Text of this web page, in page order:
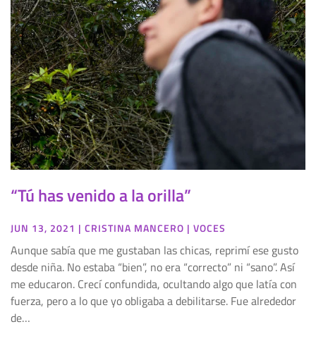
“Tú has venido a la orilla”
JUN 13, 2021 | CRISTINA MANCERO | VOCES
Aunque sabía que me gustaban las chicas, reprimí ese gusto
desde niña. No estaba “bien”, no era “correcto” ni “sano”. Así
me educaron. Crecí confundida, ocultando algo que latía con
fuerza, pero a lo que yo obligaba a debilitarse. Fue alrededor
de…